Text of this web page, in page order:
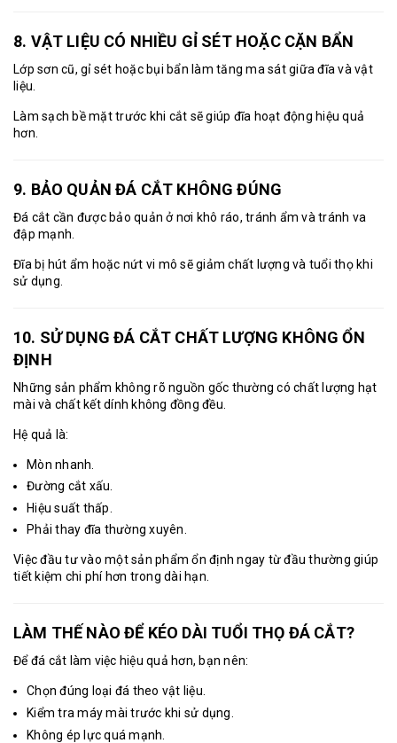
8. VẬT LIỆU CÓ NHIỀU GỈ SÉT HOẶC CẶN BẨN
Lớp sơn cũ, gỉ sét hoặc bụi bẩn làm tăng ma sát giữa đĩa và vật
liệu.
Làm sạch bề mặt trước khi cắt sẽ giúp đĩa hoạt động hiệu quả
hơn.
9. BẢO QUẢN ĐÁ CẮT KHÔNG ĐÚNG
Đá cắt cần được bảo quản ở nơi khô ráo, tránh ẩm và tránh va
đập mạnh.
Đĩa bị hút ẩm hoặc nứt vi mô sẽ giảm chất lượng và tuổi thọ khi
sử dụng.
10. SỬ DỤNG ĐÁ CẮT CHẤT LƯỢNG KHÔNG ỔN
ĐỊNH
Những sản phẩm không rõ nguồn gốc thường có chất lượng hạt
mài và chất kết dính không đồng đều.
Hệ quả là:
Mòn nhanh.
Đường cắt xấu.
Hiệu suất thấp.
Phải thay đĩa thường xuyên.
Việc đầu tư vào một sản phẩm ổn định ngay từ đầu thường giúp
tiết kiệm chi phí hơn trong dài hạn.
LÀM THẾ NÀO ĐỂ KÉO DÀI TUỔI THỌ ĐÁ CẮT?
Để đá cắt làm việc hiệu quả hơn, bạn nên:
Chọn đúng loại đá theo vật liệu.
Kiểm tra máy mài trước khi sử dụng.
Không ép lực quá mạnh.